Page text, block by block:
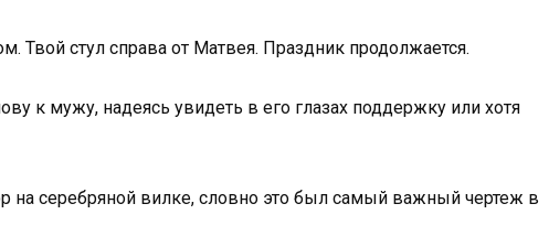
Твой стул справа от Матвея. Праздник продолжается.
к мужу, надеясь увидеть в его глазах поддержку или хотя
на серебряной вилке, словно это был самый важный чертеж в